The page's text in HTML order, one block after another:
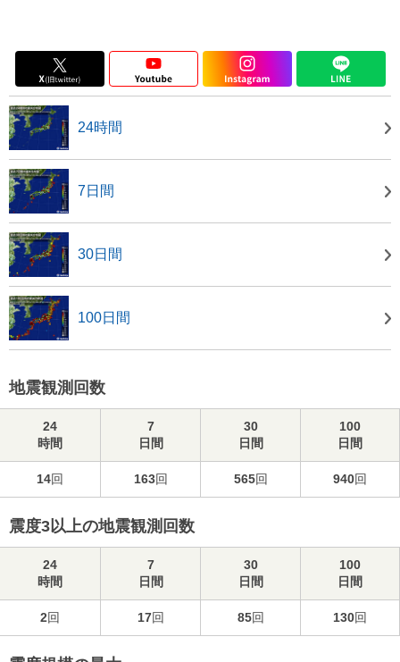
24時間
7日間
30日間
100日間
地震観測回数
24
時間
7
日間
30
日間
100
日間
14回 163回 565回 940回
震度3以上の地震観測回数
24
時間
7
日間
30
日間
100
日間
2回 17回 85回 130回